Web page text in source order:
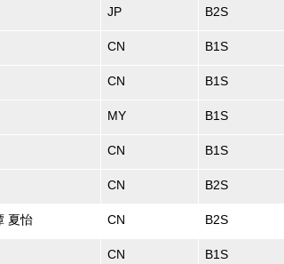
JP B2S
CN B1S
CN B1S
MY B1S
CN B1S
CN B2S
夏怡 CN B2S
CN B1S